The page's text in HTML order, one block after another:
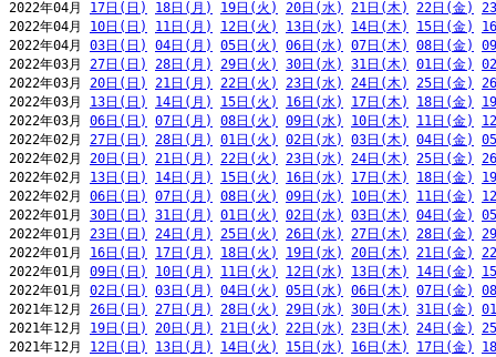
2022年04月 17日(日) 18日(月) 19日(火) 20日(水) 21日(木) 22日(金)
2022年04月 10日(日) 11日(月) 12日(火) 13日(水) 14日(木) 15日(金)
2022年04月 03日(日) 04日(月) 05日(火) 06日(水) 07日(木) 08日(金)
2022年03月 27日(日) 28日(月) 29日(火) 30日(水) 31日(木) 01日(金)
2022年03月 20日(日) 21日(月) 22日(火) 23日(水) 24日(木) 25日(金)
2022年03月 13日(日) 14日(月) 15日(火) 16日(水) 17日(木) 18日(金)
2022年03月 06日(日) 07日(月) 08日(火) 09日(水) 10日(木) 11日(金)
2022年02月 27日(日) 28日(月) 01日(火) 02日(水) 03日(木) 04日(金)
2022年02月 20日(日) 21日(月) 22日(火) 23日(水) 24日(木) 25日(金)
2022年02月 13日(日) 14日(月) 15日(火) 16日(水) 17日(木) 18日(金)
2022年02月 06日(日) 07日(月) 08日(火) 09日(水) 10日(木) 11日(金)
2022年01月 30日(日) 31日(月) 01日(火) 02日(水) 03日(木) 04日(金)
2022年01月 23日(日) 24日(月) 25日(火) 26日(水) 27日(木) 28日(金)
2022年01月 16日(日) 17日(月) 18日(火) 19日(水) 20日(木) 21日(金)
2022年01月 09日(日) 10日(月) 11日(火) 12日(水) 13日(木) 14日(金)
2022年01月 02日(日) 03日(月) 04日(火) 05日(水) 06日(木) 07日(金)
2021年12月 26日(日) 27日(月) 28日(火) 29日(水) 30日(木) 31日(金)
2021年12月 19日(日) 20日(月) 21日(火) 22日(水) 23日(木) 24日(金)
2021年12月 12日(日) 13日(月) 14日(火) 15日(水) 16日(木) 17日(金)